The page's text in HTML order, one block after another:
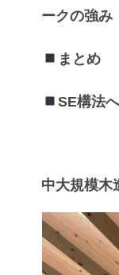
ークの強み
まとめ
SE構法
中大規模木